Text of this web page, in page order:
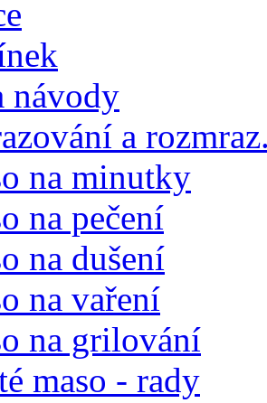
návody
a
na minutky
na pečení
na dušení
na vaření
na grilování
maso - rady